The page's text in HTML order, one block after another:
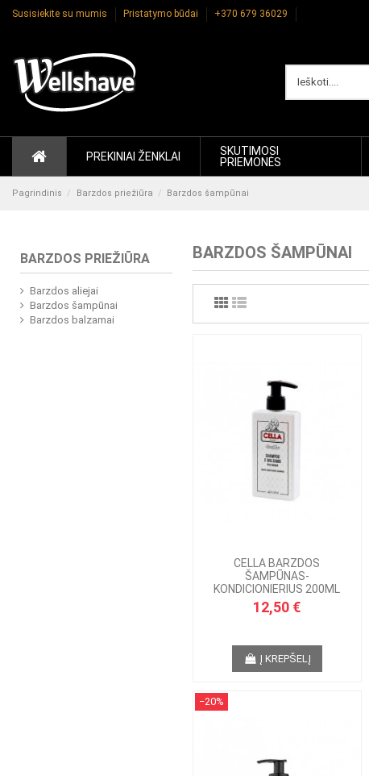
Susisiekite su mumis Pristatymo būdai +370 679 36029
PREKINIAI ŽENKLAI
SKUTIMOSI
PRIEMONĖS
Pagrindinis Barzdos priežiūra Barzdos šampūnai
BARZDOS ŠAMPŪNAI
CELLA BARZDOS
ŠAMPŪNAS-
KONDICIONIERIUS 200ML
12,50 €
Į KREPŠELĮ
−20%
BARZDOS PRIEŽIŪRA
Barzdos aliejai
Barzdos šampūnai
Barzdos balzamai